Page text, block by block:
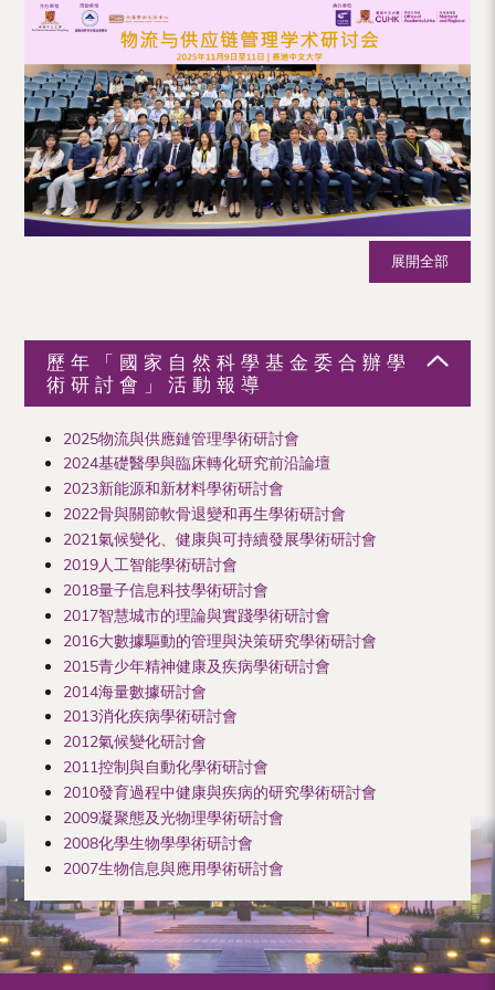
（內
地
及
地
區）
展開全部
歷年「國家自然科學基金委合辦學
術研討會」活動報導
2025物流與供應鏈管理學術研討會
2024基礎醫學與臨床轉化研究前沿論壇
2023新能源和新材料學術研討會
2022骨與關節軟骨退變和再生學術研討會
2021氣候變化、健康與可持續發展學術研討會
2019人工智能學術研討會
2018量子信息科技學術研討會
2017智慧城市的理論與實踐學術研討會
2016大數據驅動的管理與決策研究學術研討會
2015青少年精神健康及疾病學術研討會
2014海量數據研討會
2013消化疾病學術研討會
2012氣候變化研討會
2011控制與自動化學術研討會
2010發育過程中健康與疾病的研究學術研討會
2009凝聚態及光物理學術研討會
2008化學生物學學術研討會
2007生物信息與應用學術研討會